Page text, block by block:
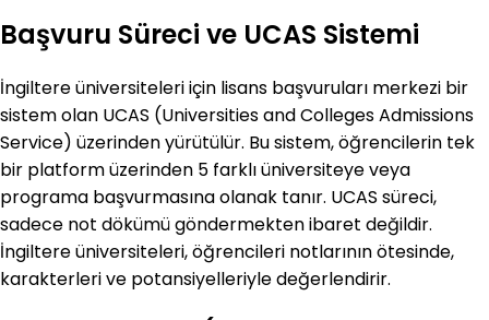
Başvuru Süreci ve UCAS Sistemi
İngiltere üniversiteleri için lisans başvuruları merkezi bir
sistem olan UCAS (Universities and Colleges Admissions
Service) üzerinden yürütülür. Bu sistem, öğrencilerin tek
bir platform üzerinden 5 farklı üniversiteye veya
programa başvurmasına olanak tanır. UCAS süreci,
sadece not dökümü göndermekten ibaret değildir.
İngiltere üniversiteleri, öğrencileri notlarının ötesinde,
karakterleri ve potansiyelleriyle değerlendirir.